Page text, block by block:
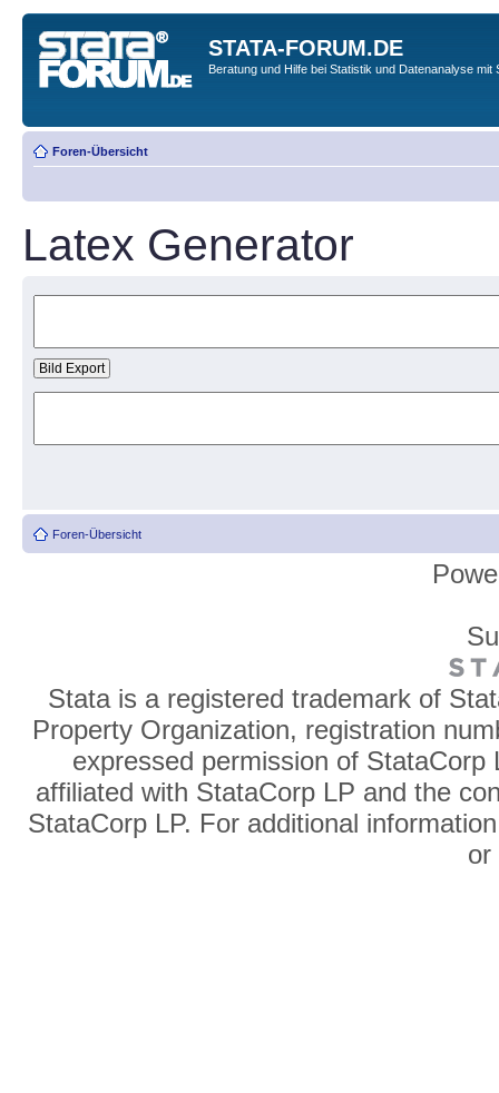
STATA-FORUM.DE
Beratung und Hilfe bei Statistik und Datenanalyse mit
Foren-Übersicht
Latex Generator
Foren-Übersicht
Stata is a registered trademark of
Property Organization, registration
expressed permission of
affiliated with StataCorp LP and the
StataCorp LP. For additional
or